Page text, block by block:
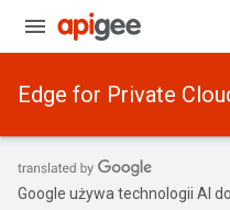
Edge for Private
Google używa technologii AI